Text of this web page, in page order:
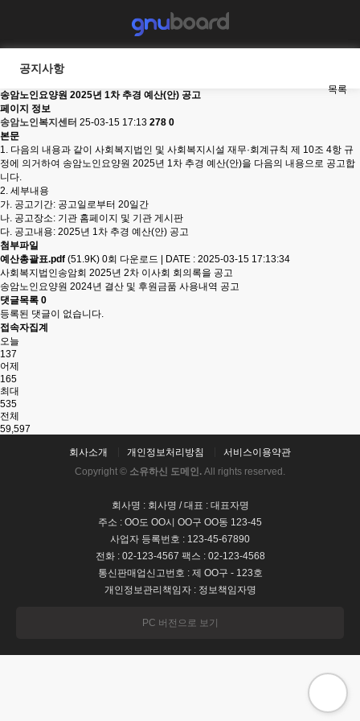
공지사항
목록
송암노인요양원 2025년 1차 추경 예산(안) 공고
페이지 정보
송암노인복지센터 25-03-15 17:13 278 0
본문
1. 다음의 내용과 같이 사회복지법인 및 사회복지시설 재무·회계규칙 제 10조 4항 규
정에 의거하여 송암노인요양원 2025년 1차 추경 예산(안)을 다음의 내용으로 공고합
니다.
2. 세부내용
가. 공고기간: 공고일로부터 20일간
나. 공고장소: 기관 홈페이지 및 기관 게시판
다. 공고내용: 2025년 1차 추경 예산(안) 공고
첨부파일
예산총괄표.pdf (51.9K) 0회 다운로드
DATE : 2025-03-15 17:13:34
사회복지법인송암회 2025년 2차 이사회 회의록을 공고
송암노인요양원 2024년 결산 및 후원금품 사용내역 공고
댓글목록 0
등록된 댓글이 없습니다.
접속자집계
오늘
137
어제
165
최대
535
전체
59,597
회사소개 개인정보처리방침
서비스이용약관
Copyright © 소유하신 도메인. All rights reserved.
회사명 : 회사명 / 대표 : 대표자명
주소 : OO도 OO시 OO구 OO동 123-45
사업자 등록번호 : 123-45-67890
전화 : 02-123-4567 팩스 : 02-123-4568
통신판매업신고번호 : 제 OO구 - 123호
개인정보관리책임자 : 정보책임자명
PC 버전으로 보기